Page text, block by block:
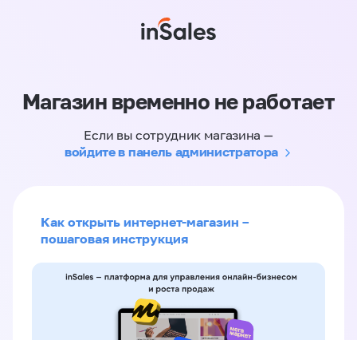
Магазин временно не работает
Если вы сотрудник магазина —
войдите в панель администратора
Как открыть интернет-магазин –
пошаговая инструкция